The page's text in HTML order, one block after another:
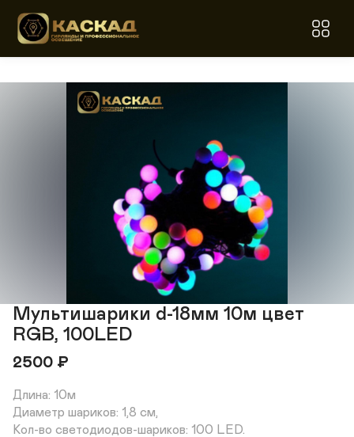
Мультишарики d-18мм 10м цвет
RGB, 100LED
2500 ₽
Длина: 10м
Диаметр шариков: 1,8 см,
Кол-во светодиодов-шариков: 100 LED.